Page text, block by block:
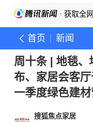
· 获取全
首页 新闻
周十条 | 地毯
布、家居会客厅
一季度绿色建
搜狐焦点家居